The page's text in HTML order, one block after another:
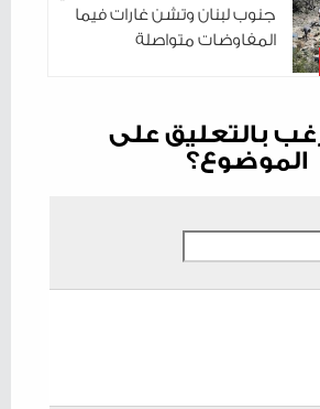
جنوب لبنان وتشن غارات فيما
المفاوضات متواصلة
بالتعليق على
الموضوع؟